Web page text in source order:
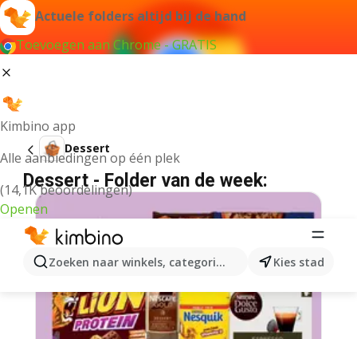
Actuele folders altijd bij de hand
Toevoegen aan Chrome - GRATIS
Kimbino app
Alle aanbiedingen op één plek
(14,1K beoordelingen)
Openen
Zoeken naar winkels, categorieën, producten...
Kies stad
Dessert
Dessert - Folder van de week: